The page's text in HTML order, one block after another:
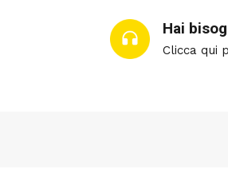
Hai
Clicca qui